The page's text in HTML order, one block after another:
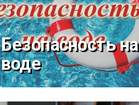
Безопасность на
воде